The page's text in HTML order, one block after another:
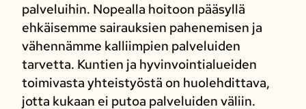
palveluihin. Nopealla hoitoon pääsyllä
ehkäisemme sairauksien pahenemisen ja
vähennämme kalliimpien palveluiden
tarvetta. Kuntien ja hyvinvointialueiden
toimivasta yhteistyöstä on huolehdittava,
jotta kukaan ei putoa palveluiden väliin.